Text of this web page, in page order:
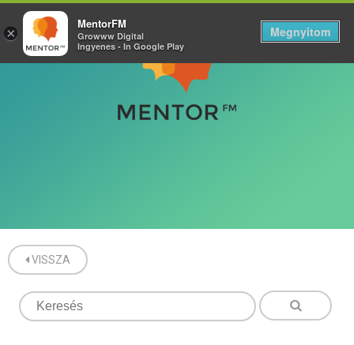
VISSZA
×
MentorFM
Growww Digital
Ingyenes - In Google Play
Megnyitom